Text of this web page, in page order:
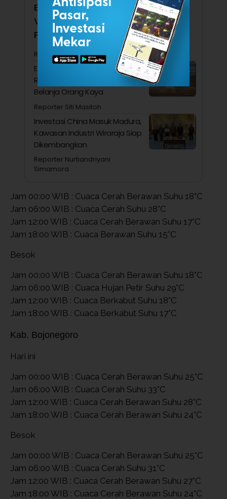
Ekonomi RI Kalah Kencang dari
Vietnam hingga Singapura, Apa
Penyebabnya?
Reporter Nurtiandriyani Simamora
Ekonom Ini Menduga Konsumsi
Rumah Tangga Ditopang
Belanja Orang Kaya
Reporter Siti Masitoh
Investasi China Masuk Madura,
Kawasan Industri Wiraraja Siap
Dikembangkan
Reporter Nurtiandriyani
Simamora
Jam 00:00 WIB : Cuaca Cerah Berawan Suhu 18°C
Jam 06:00 WIB : Cuaca Cerah Suhu 28°C
Jam 12:00 WIB : Cuaca Cerah Berawan Suhu 17°C
Jam 18:00 WIB : Cuaca Berawan Suhu 15°C
Besok
Jam 00:00 WIB : Cuaca Cerah Berawan Suhu 18°C
Jam 06:00 WIB : Cuaca Hujan Petir Suhu 29°C
Jam 12:00 WIB : Cuaca Berkabut Suhu 18°C
Jam 18:00 WIB : Cuaca Berkabut Suhu 17°C
Kab. Bojonegoro
Hari ini
Jam 00:00 WIB : Cuaca Cerah Berawan Suhu 25°C
Jam 06:00 WIB : Cuaca Cerah Suhu 33°C
Jam 12:00 WIB : Cuaca Cerah Berawan Suhu 28°C
Jam 18:00 WIB : Cuaca Cerah Berawan Suhu 24°C
Besok
Jam 00:00 WIB : Cuaca Cerah Berawan Suhu 25°C
Jam 06:00 WIB : Cuaca Cerah Suhu 31°C
Jam 12:00 WIB : Cuaca Cerah Berawan Suhu 27°C
Jam 18:00 WIB : Cuaca Cerah Berawan Suhu 24°C